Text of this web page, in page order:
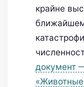
крайне
документ